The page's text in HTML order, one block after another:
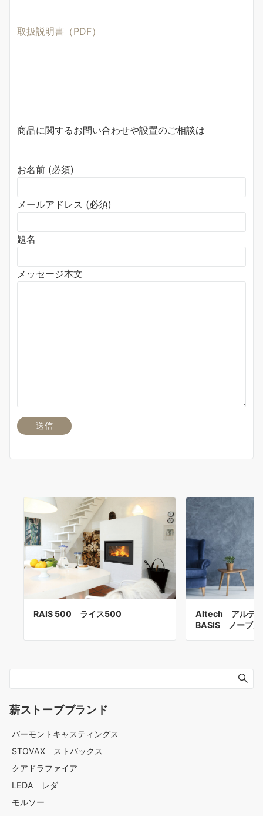
取扱説明書（PDF）
商品に関するお問い合わせや設置のご相談は
お名前 (必須)
メールアドレス (必須)
題名
メッセージ本文
RAIS 500 ライス500
Altech アルテ
BASIS ノーブル
薪ストーブブランド
バーモントキャスティングス
STOVAX ストバックス
クアドラファイア
LEDA レダ
モルソー